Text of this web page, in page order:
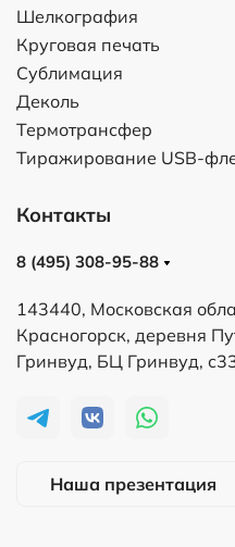
Шелкография
Круговая печать
Сублимация
Деколь
Термотрансфер
Тиражирование USB-
Контакты
8 (495) 308-95-88
143440, Московская
Красногорск, деревня
Гринвуд, БЦ Гринвуд,
Наша презентация